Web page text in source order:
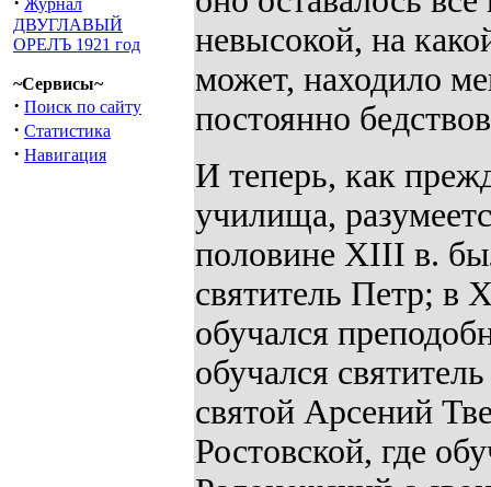
Журнал
ДВУГЛАВЫЙ
ОРЕЛЪ 1921 год
~Сервисы~
· Поиск по сайту
· Статистика
· Навигация
невысокой, на
может, находило
постоянно
И теперь, как
училища,
половине XIII в.
святитель Петр; в
обучался
обучался
святой Арсений
Ростовской, где